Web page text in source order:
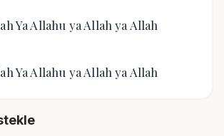
Ya Allahu ya Allah ya Allah
Ya Allahu ya Allah ya Allah